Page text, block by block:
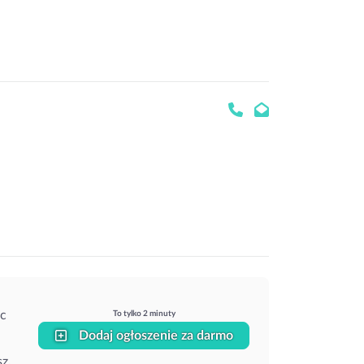
To tylko 2 minuty
Dodaj ogłoszenie za darmo